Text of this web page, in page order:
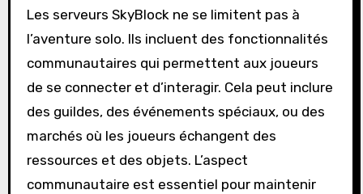
Les serveurs SkyBlock ne se limitent pas à
l’aventure solo. Ils incluent des fonctionnalités
communautaires qui permettent aux joueurs
de se connecter et d’interagir. Cela peut inclure
des guildes, des événements spéciaux, ou des
marchés où les joueurs échangent des
ressources et des objets. L’aspect
communautaire est essentiel pour maintenir